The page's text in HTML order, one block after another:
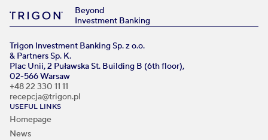
Beyond
Investment Banking
Trigon Investment Banking Sp. z o.o.
& Partners Sp. K.
Plac Unii, 2 Puławska St. Building B (6th floor),
02-566 Warsaw
+48 22 330 11 11
recepcja@trigon.pl
USEFUL LINKS
Homepage
News